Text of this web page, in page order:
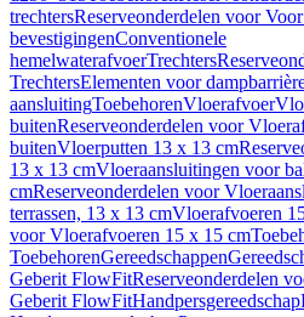
trechtersReserveonderdelen voor
bevestigingenConventionele
hemelwaterafvoerTrechters
TrechtersElementen voor
aansluitingToebehorenVloerafvoer
buitenReserveonderdelen voor
buitenVloerputten 13 x 13 cm
13 x 13 cmVloeraansluitingen voor
cmReserveonderdelen voor
terrassen, 13 x 13 cmVloerafvoeren
voor Vloerafvoeren 15 x 15 cm
ToebehorenGereedschappen
Geberit FlowFitReserveonderdelen
Geberit FlowFitHandpersgereedschap